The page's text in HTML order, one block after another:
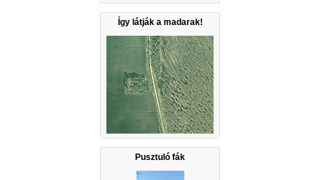
Így látják a madarak!
Pusztuló fák